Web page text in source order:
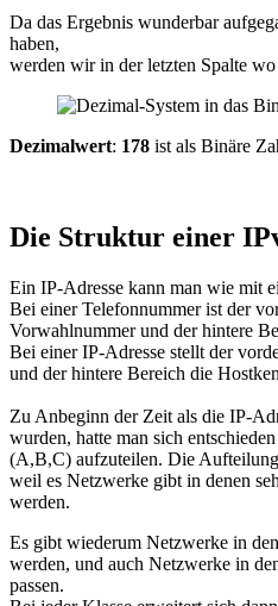
Da das Ergebnis wunderbar
haben,
werden wir in der letzten Spalte
Dezimalwert: 178 ist als Binäre
Die Struktur einer
Ein IP-Adresse kann man wie mit
Bei einer Telefonnummer ist der
Vorwahlnummer und der hintere
Bei einer IP-Adresse stellt der
und der hintere Bereich die
Zu Anbeginn der Zeit als die IP-
wurden, hatte man sich
(A,B,C) aufzuteilen. Die
weil es Netzwerke gibt in denen
werden.
Es gibt wiederum Netzwerke in
werden, und auch Netzwerke in
passen.